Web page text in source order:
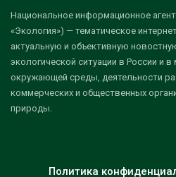
Национальное информационное
«Экология») — тематическое
актуальную и объективную
экологической ситуации в России и
окружающей среды, деятельности
коммерческих и общественных
природы.
Политика